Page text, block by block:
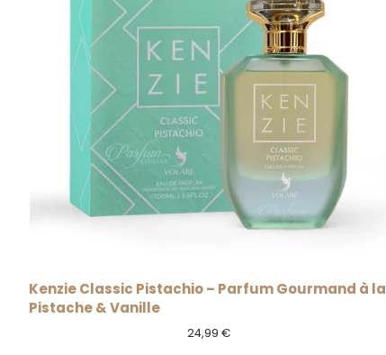
Kenzie Classic Pistachio – Parfum Gourmand à la
Pistache & Vanille
24,99 €